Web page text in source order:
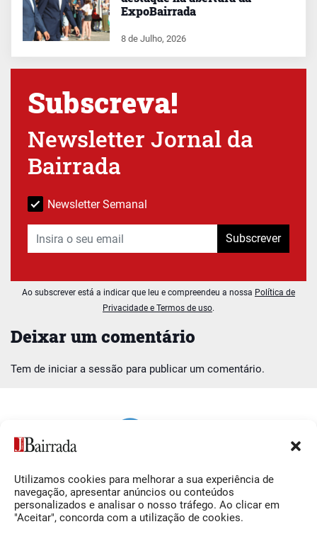
Utilizamos cookies para melhorar a sua experiência de
navegação, apresentar anúncios ou conteúdos
personalizados e analisar o nosso tráfego. Ao clicar em
"Aceitar", concorda com a utilização de cookies.
Deixar um comentário
Tem de iniciar a sessão para publicar um comentário.
ExpoBairrada
8 de Julho, 2026
Subscreva!
Newsletter Jornal da
Bairrada
Newsletter Semanal
Subscrever
Ao subscrever está a indicar que leu e compreendeu a nossa Política de
Privacidade e Termos de uso.
Siga-nos
Facebook
O Jornal da Bairrada
Contactos